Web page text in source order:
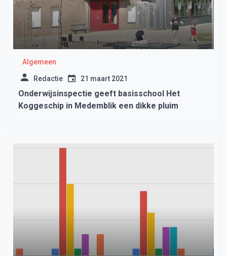
Algemeen
Redactie 21 maart 2021
Onderwijsinspectie geeft basisschool Het
Koggeschip in Medemblik een dikke pluim